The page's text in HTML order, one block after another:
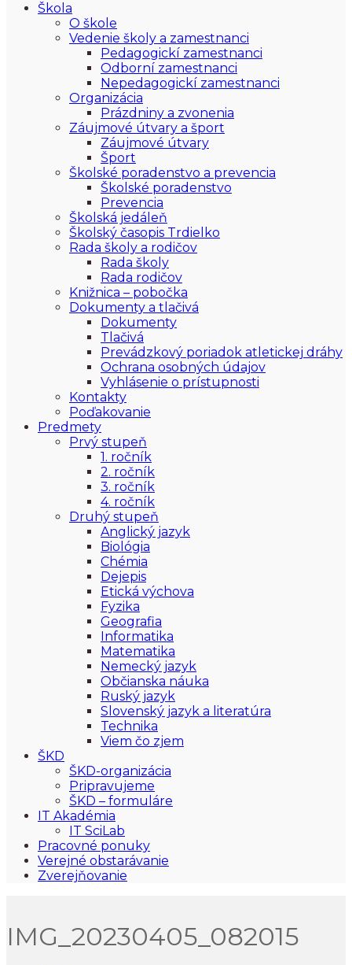
Škola
O škole
Vedenie školy a zamestnanci
Pedagogickí zamestnanci
Odborní zamestnanci
Nepedagogickí zamestnanci
Organizácia
Prázdniny a zvonenia
Záujmové útvary a šport
Záujmové útvary
Šport
Školské poradenstvo a prevencia
Školské poradenstvo
Prevencia
Školská jedáleň
Školský časopis Trdielko
Rada školy a rodičov
Rada školy
Rada rodičov
Knižnica – pobočka
Dokumenty a tlačivá
Dokumenty
Tlačivá
Prevádzkový poriadok atletickej dráhy
Ochrana osobných údajov
Vyhlásenie o prístupnosti
Kontakty
Poďakovanie
Predmety
Prvý stupeň
1. ročník
2. ročník
3. ročník
4. ročník
Druhý stupeň
Anglický jazyk
Biológia
Chémia
Dejepis
Etická výchova
Fyzika
Geografia
Informatika
Matematika
Nemecký jazyk
Občianska náuka
Ruský jazyk
Slovenský jazyk a literatúra
Technika
Viem čo zjem
ŠKD
ŠKD-organizácia
Pripravujeme
ŠKD – formuláre
IT Akadémia
IT SciLab
Pracovné ponuky
Verejné obstarávanie
Zverejňovanie
IMG_20230405_082015